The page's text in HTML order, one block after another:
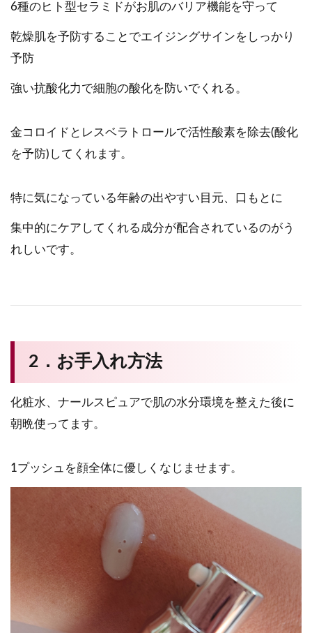
6種のヒト型セラミドがお肌のバリア機能を守って
乾燥肌を予防することでエイジングサインをしっかり
予防
強い抗酸化力で細胞の酸化を防いでくれる。
金コロイドとレスベラトロールで活性酸素を除去(酸化
を予防)してくれます。
特に気になっている年齢の出やすい目元、口もとに
集中的にケアしてくれる成分が配合されているのがう
れしいです。
2．お手入れ方法
化粧水、ナールスピュアで肌の水分環境を整えた後に
朝晩使ってます。
1プッシュを顔全体に優しくなじませます。